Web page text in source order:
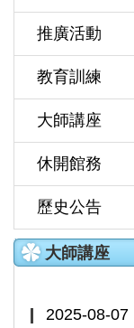
推廣活動
教育訓練
大師講座
休開館務
歷史公告
大師講座
2025-08-07